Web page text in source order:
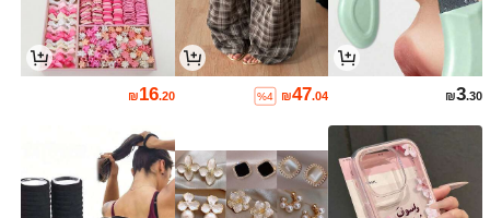
₪3.30
₪47.04
%4
₪16.20